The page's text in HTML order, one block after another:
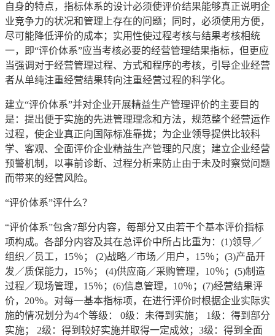
自身的特点，指标体系的设计必须使评价结果能够真正说明企
业竞争力的状况和管理上存在的问题；同时，必须使用方便，
尽可能降低评价的成本；实用性使过程考核与结果考核相统
一，即“评价体系”应当考核必要的经营管理结果指标，但更应
当强调对于经营管理过程、方式和程序的考核，引导企业经营
者从单纯注重经营结果转向注重经营过程的科学化。
建立“评价体系”并对企业开展精益生产管理评价的主要目的
是：提出便于实施的先进管理理念和方法，规范整个经营运作
过程，使企业真正向国际标准靠拢；为企业领导提供比较科
学、客观、全面评价企业精益生产管理的尺度；建立企业经营
预警机制，以事前诊断、过程分析来防止由于未及时察觉问题
而带来的经营风险。
“评价体系”评什么？
“评价体系”包含7部分内容，每部分又由若干个基本评价指标
项构成。各部分内容及其在总评价中所占比重为：(1)领导／
组织／员工，15％； (2)战略／市场／用户，15％；(3)产品开
发／质保能力，15％； (4)供应商／采购管理，10％；(5)制造
过程／现场管理，15％；(6)信息管理，10％；(7)经营结果评
价，20％。对每一基本指标项，在进行评价时根据企业实际实
施的情况划分为4个等级： 0级：未得到实施； 1级：得到部分
实施； 2级：得到较好实施并取得一定成效；3级：得到全面